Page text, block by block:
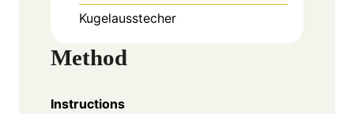
Kugelausstecher
Method
Instructions